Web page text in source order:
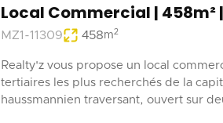
Local Commercial | 458m² |
MZ1-11309 458m2
Realty'z vous propose un local
tertiaires les plus recherchés de la
haussmannien traversant, ouvert sur